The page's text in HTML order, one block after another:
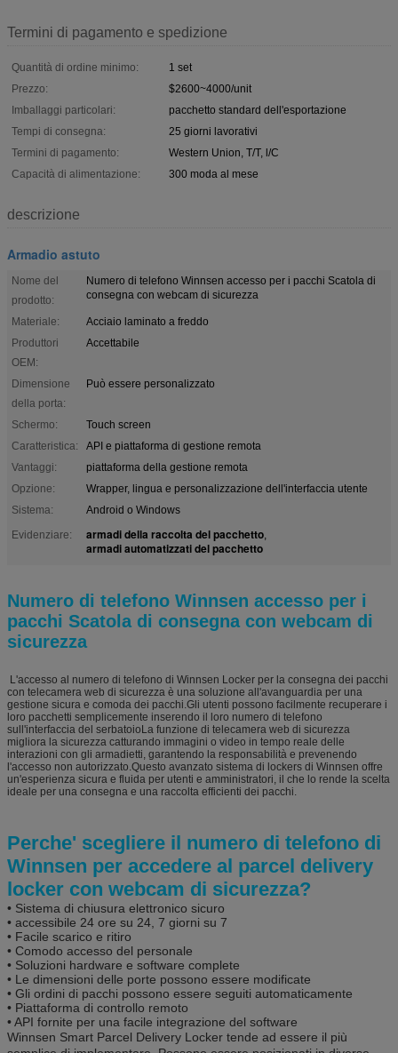
Termini di pagamento e spedizione
Quantità di ordine minimo:
1 set
Prezzo:
$2600~4000/unit
Imballaggi particolari:
pacchetto standard dell'esportazione
Tempi di consegna:
25 giorni lavorativi
Termini di pagamento:
Western Union, T/T, l/C
Capacità di alimentazione:
300 moda al mese
descrizione
Armadio astuto
Nome del
prodotto:
Numero di telefono Winnsen accesso per i pacchi Scatola di
consegna con webcam di sicurezza
Materiale:
Acciaio laminato a freddo
Produttori
OEM:
Accettabile
Dimensione
della porta:
Può essere personalizzato
Schermo:
Touch screen
Caratteristica:
API e piattaforma di gestione remota
Vantaggi:
piattaforma della gestione remota
Opzione:
Wrapper, lingua e personalizzazione dell'interfaccia utente
Sistema:
Android o Windows
Evidenziare:
armadi della raccolta del pacchetto,
armadi automatizzati del pacchetto
Numero di telefono Winnsen accesso per i
pacchi Scatola di consegna con webcam di
sicurezza
L'accesso al numero di telefono di Winnsen Locker per la consegna dei pacchi
con telecamera web di sicurezza è una soluzione all'avanguardia per una
gestione sicura e comoda dei pacchi.Gli utenti possono facilmente recuperare i
loro pacchetti semplicemente inserendo il loro numero di telefono
sull'interfaccia del serbatoioLa funzione di telecamera web di sicurezza
migliora la sicurezza catturando immagini o video in tempo reale delle
interazioni con gli armadietti, garantendo la responsabilità e prevenendo
l'accesso non autorizzato.Questo avanzato sistema di lockers di Winnsen offre
un'esperienza sicura e fluida per utenti e amministratori, il che lo rende la scelta
ideale per una consegna e una raccolta efficienti dei pacchi.
Perche' scegliere il numero di telefono di
Winnsen per accedere al parcel delivery
locker con webcam di sicurezza?
• Sistema di chiusura elettronico sicuro
• accessibile 24 ore su 24, 7 giorni su 7
• Facile scarico e ritiro
• Comodo accesso del personale
• Soluzioni hardware e software complete
• Le dimensioni delle porte possono essere modificate
• Gli ordini di pacchi possono essere seguiti automaticamente
• Piattaforma di controllo remoto
• API fornite per una facile integrazione del software
Winnsen Smart Parcel Delivery Locker tende ad essere il più